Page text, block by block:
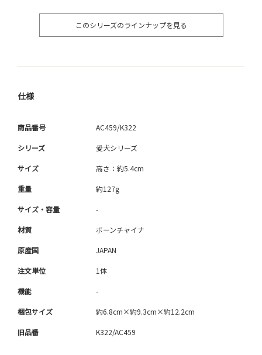
このシリーズのラインナップを見る
仕様
商品番号 AC459/K322
シリーズ 愛犬シリーズ
サイズ 高さ：約5.4cm
重量 約127g
サイズ・容量 -
材質 ボーンチャイナ
原産国 JAPAN
注文単位 1体
機能 -
梱包サイズ 約6.8cm×約9.3cm×約12.2cm
旧品番 K322/AC459